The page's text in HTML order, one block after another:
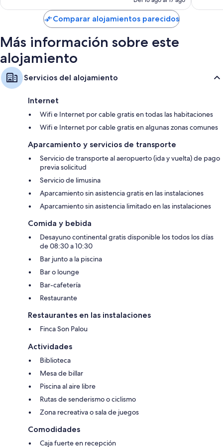
Televisiones LCD con canales por satélite
Hervidores eléctricos, calefacción y servicio de limpieza diario
de
313 €
Comparar alojamientos parecidos
Más información sobre este
alojamiento
Servicios del alojamiento
Internet
Wifi e Internet por cable gratis en todas las habitaciones
Wifi e Internet por cable gratis en algunas zonas comunes
Aparcamiento y servicios de transporte
Servicio de transporte al aeropuerto (ida y vuelta) de pago
previa solicitud
Servicio de limusina
Aparcamiento sin asistencia gratis en las instalaciones
Aparcamiento sin asistencia limitado en las instalaciones
Comida y bebida
Desayuno continental gratis disponible los todos los días
de 08:30 a 10:30
Bar junto a la piscina
Bar o lounge
Bar-cafetería
Restaurante
Restaurantes en las instalaciones
Finca Son Palou
Actividades
Biblioteca
Mesa de billar
Piscina al aire libre
Rutas de senderismo o ciclismo
Zona recreativa o sala de juegos
Comodidades
Caja fuerte en recepción